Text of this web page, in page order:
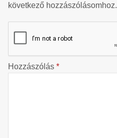
következő hozzászólásomhoz.
Hozzászólás *